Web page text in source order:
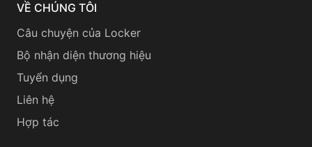
VỀ CHÚNG TÔI
Câu chuyện của Locker
Bộ nhận diện thương hiệu
Tuyển dụng
Liên hệ
Hợp tác